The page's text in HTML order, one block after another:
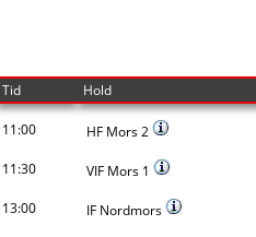
Tid Hold
11:00
HF Mors 2
11:30
VIF Mors 1
13:00
IF Nordmors